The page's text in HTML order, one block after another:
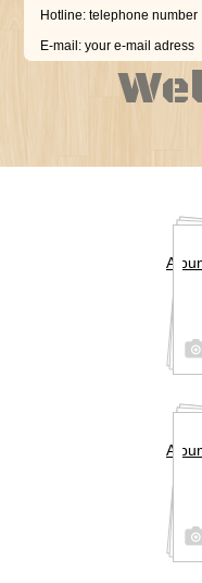
Hotline: telephone number
E-mail:your e-mail adress